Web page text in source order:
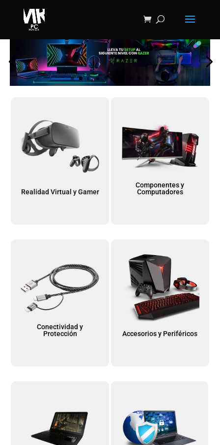
Realidad Virtual y Gamer
Componentes y
Computadores
Conectividad y
Protección
Accesorios y Periféricos